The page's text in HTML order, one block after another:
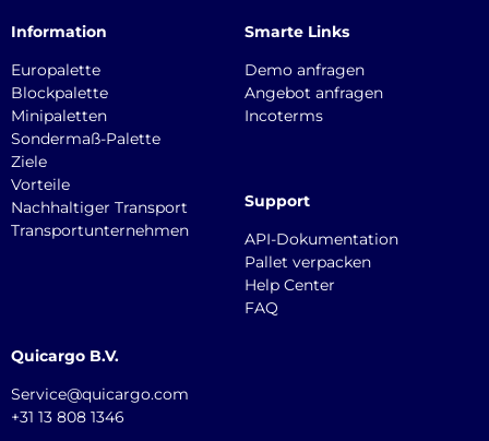
Information
Europalette
Blockpalette
Minipaletten
Sondermaß-Palette
Ziele
Vorteile
Nachhaltiger Transport
Transportunternehmen
Smarte Links
Demo anfragen
Angebot anfragen
Incoterms
Support
API-Dokumentation
Pallet verpacken
Help Center
FAQ
Quicargo B.V.
Service@quicargo.com
+31 13 808 1346